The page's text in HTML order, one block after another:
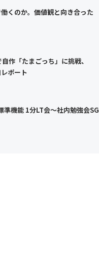
くのか。価値観と向き合った
「たまごっち」に挑戦、
ポート
機能 1分LT会〜社内勉強会SG